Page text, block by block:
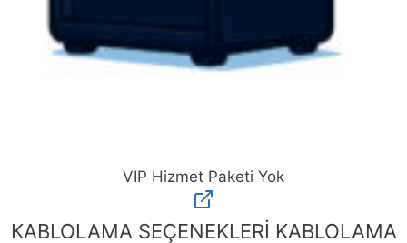
VIP Hizmet Paketi Yok
Hizmet
KABLOLAMA SEÇENEKLERİ KABLOLAMA